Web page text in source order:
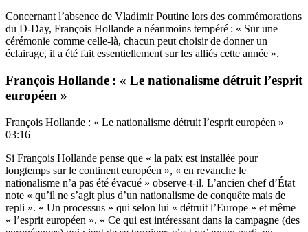
Concernant l’absence de Vladimir Poutine lors des commémorations
du D-Day, François Hollande a néanmoins tempéré : « Sur une
cérémonie comme celle-là, chacun peut choisir de donner un
éclairage, il a été fait essentiellement sur les alliés cette année ».
François Hollande : « Le nationalisme détruit l’esprit
européen »
François Hollande : « Le nationalisme détruit l’esprit européen »
03:16
Si François Hollande pense que « la paix est installée pour
longtemps sur le continent européen », « en revanche le
nationalisme n’a pas été évacué » observe-t-il. L’ancien chef d’État
note « qu’il ne s’agit plus d’un nationalisme de conquête mais de
repli ». « Un processus » qui selon lui « détruit l’Europe » et même
« l’esprit européen ». « Ce qui est intéressant dans la campagne (des